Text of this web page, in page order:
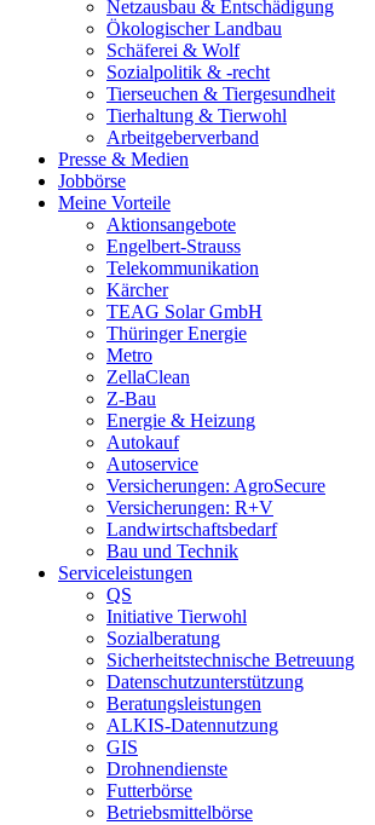
Netzausbau & Entschädigung
Ökologischer Landbau
Schäferei & Wolf
Sozialpolitik & -recht
Tierseuchen & Tiergesundheit
Tierhaltung & Tierwohl
Arbeitgeberverband
Presse & Medien
Jobbörse
Meine Vorteile
Aktionsangebote
Engelbert-Strauss
Telekommunikation
Kärcher
TEAG Solar GmbH
Thüringer Energie
Metro
ZellaClean
Z-Bau
Energie & Heizung
Autokauf
Autoservice
Versicherungen: AgroSecure
Versicherungen: R+V
Landwirtschaftsbedarf
Bau und Technik
Service­­leistungen
QS
Initiative Tierwohl
Sozialberatung
Sicherheitstechnische Betreuung
Datenschutzunterstützung
Beratungsleistungen
ALKIS-Datennutzung
GIS
Drohnendienste
Futterbörse
Betriebsmittelbörse